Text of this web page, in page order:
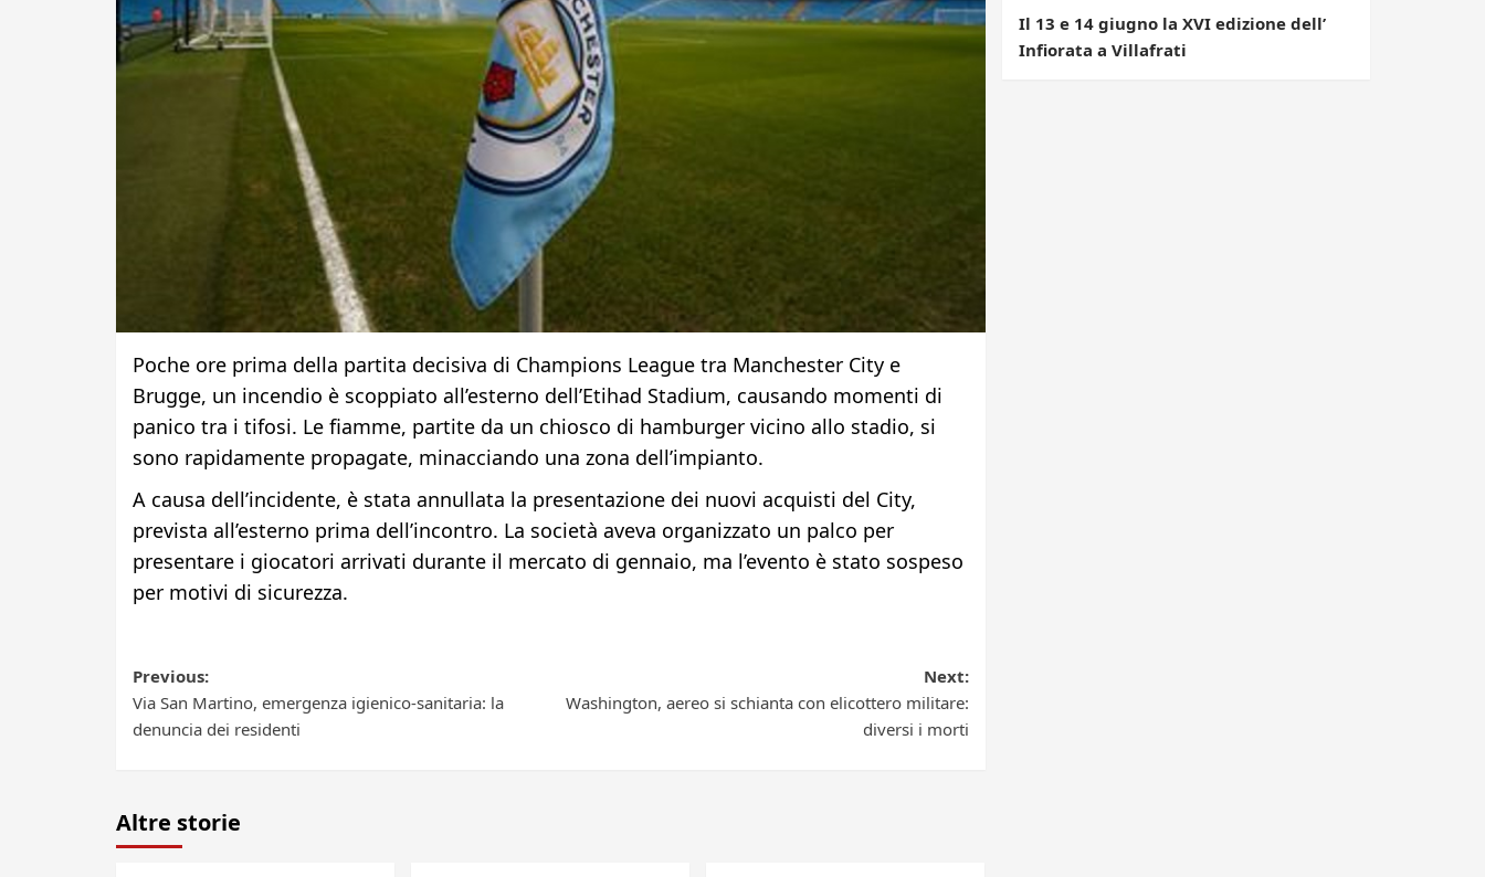
Poche ore prima della partita decisiva di Champions League tra Manchester City e
Brugge, un incendio è scoppiato all’esterno dell’Etihad Stadium, causando momenti di
panico tra i tifosi. Le fiamme, partite da un chiosco di hamburger vicino allo stadio, si
sono rapidamente propagate, minacciando una zona dell’impianto.
A causa dell’incidente, è stata annullata la presentazione dei nuovi acquisti del City,
prevista all’esterno prima dell’incontro. La società aveva organizzato un palco per
presentare i giocatori arrivati durante il mercato di gennaio, ma l’evento è stato sospeso
per motivi di sicurezza.
Post
navigation
Previous:
Via San Martino, emergenza igienico-sanitaria: la
denuncia dei residenti
Next:
Washington, aereo si schianta con elicottero militare:
diversi i morti
Altre storie
Il 13 e 14 giugno la XVI edizione dell’
Infiorata a Villafrati